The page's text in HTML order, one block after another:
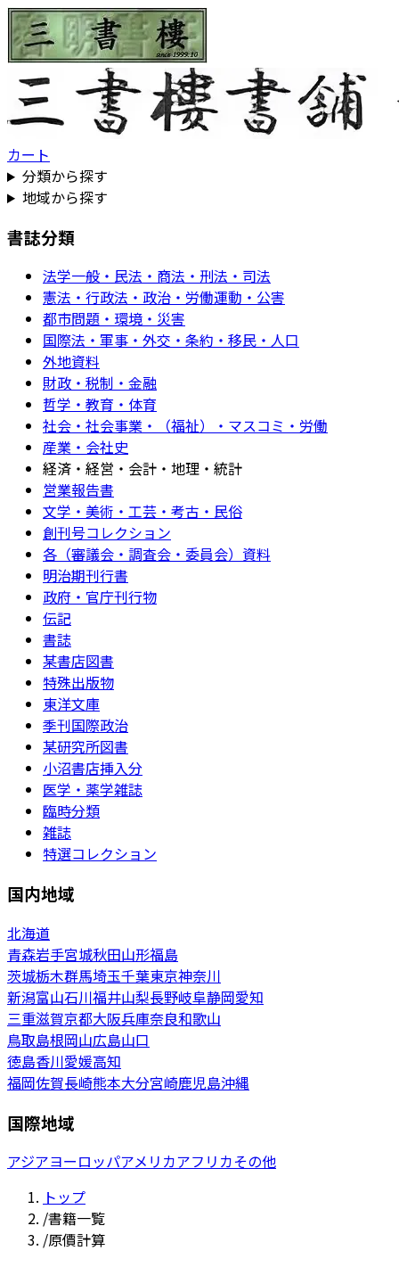
カート
分類から探す
地域から探す
書誌分類
法学一般・民法・商法・刑法・司法
憲法・行政法・政治・労働運動・公害
都市問題・環境・災害
国際法・軍事・外交・条約・移民・人口
外地資料
財政・税制・金融
哲学・教育・体育
社会・社会事業・（福祉）・マスコミ・労働
産業・会社史
経済・経営・会計・地理・統計
営業報告書
文学・美術・工芸・考古・民俗
創刊号コレクション
各（審議会・調査会・委員会）資料
明治期刊行書
政府・官庁刊行物
伝記
書誌
某書店図書
特殊出版物
東洋文庫
季刊国際政治
某研究所図書
小沼書店挿入分
医学・薬学雑誌
臨時分類
雑誌
特選コレクション
国内地域
北海道
青森岩手宮城秋田山形福島
茨城栃木群馬埼玉千葉東京神奈川
新潟富山石川福井山梨長野岐阜静岡愛知
三重滋賀京都大阪兵庫奈良和歌山
鳥取島根岡山広島山口
徳島香川愛媛高知
福岡佐賀長崎熊本大分宮崎鹿児島沖縄
国際地域
アジアヨーロッパアメリカアフリカその他
トップ
/書籍一覧
/原價計算